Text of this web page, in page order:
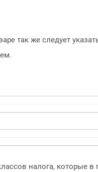
так же следует
налога, которые